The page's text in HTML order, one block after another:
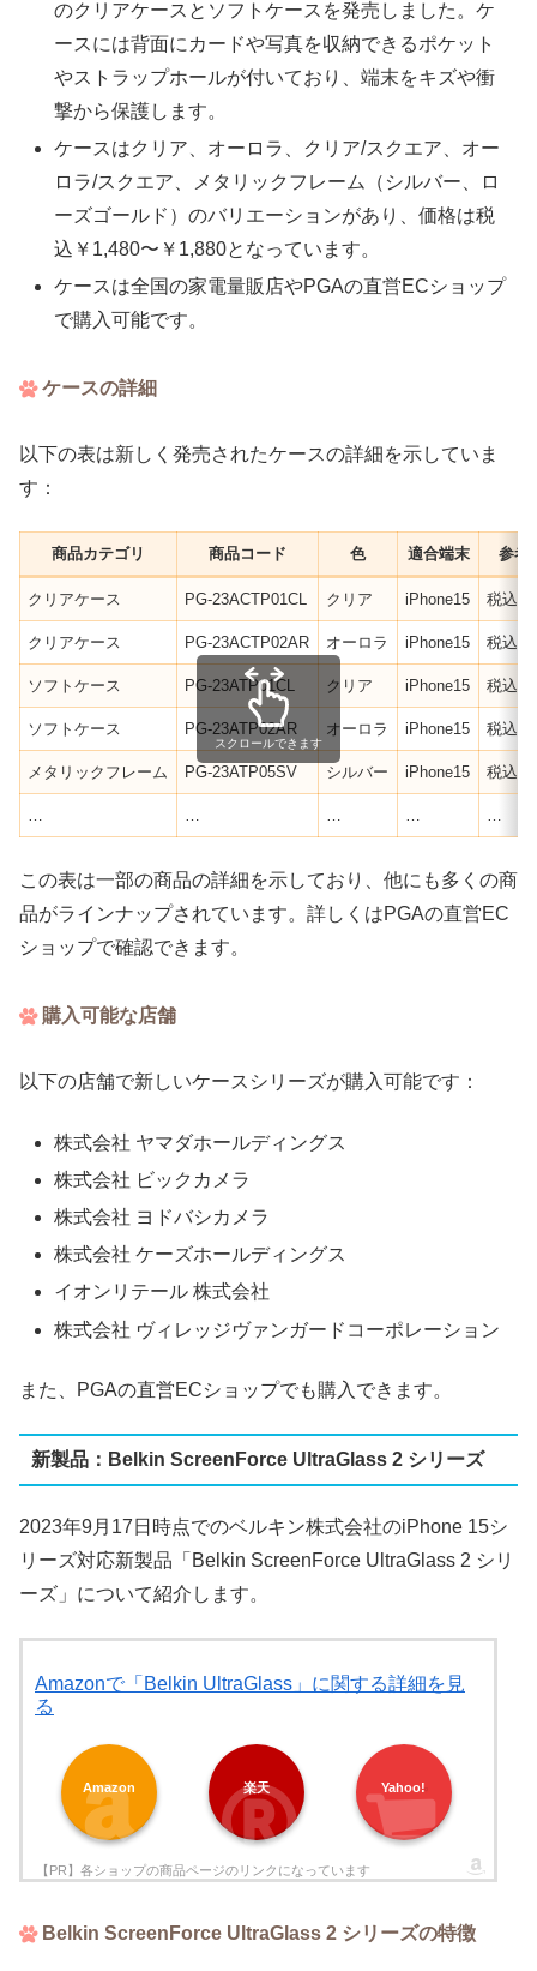
のクリアケースとソフトケースを発売しました。ケ
ースには背面にカードや写真を収納できるポケット
やストラップホールが付いており、端末をキズや衝
撃から保護します。
ケースはクリア、オーロラ、クリア/スクエア、オー
ロラ/スクエア、メタリックフレーム（シルバー、ロ
ーズゴールド）のバリエーションがあり、価格は税
込￥1,480〜￥1,880となっています。
ケースは全国の家電量販店やPGAの直営ECショップ
で購入可能です。
ケースの詳細
以下の表は新しく発売されたケースの詳細を示していま
す：
商品カテゴリ 商品コード 色 適合端末 参考
クリアケース PG-23ACTP01CL クリア iPhone15 税込
クリアケース PG-23ACTP02AR オーロラ iPhone15 税込
ソフトケース PG-23ATP01CL クリア iPhone15 税込
ソフトケース PG-23ATP02AR オーロラ iPhone15 税込
メタリックフレーム PG-23ATP05SV シルバー iPhone15 税込￥
… … … … …
スクロールできます
この表は一部の商品の詳細を示しており、他にも多くの商
品がラインナップされています。詳しくはPGAの直営EC
ショップで確認できます。
購入可能な店舗
以下の店舗で新しいケースシリーズが購入可能です：
株式会社 ヤマダホールディングス
株式会社 ビックカメラ
株式会社 ヨドバシカメラ
株式会社 ケーズホールディングス
イオンリテール 株式会社
株式会社 ヴィレッジヴァンガードコーポレーション
また、PGAの直営ECショップでも購入できます。
新製品：Belkin ScreenForce UltraGlass 2 シリーズ
2023年9月17日時点でのベルキン株式会社のiPhone 15シ
リーズ対応新製品「Belkin ScreenForce UltraGlass 2 シリ
ーズ」について紹介します。
Amazonで「Belkin UltraGlass」に関する詳細を見
る
Amazon 楽天 Yahoo!
Belkin ScreenForce UltraGlass 2 シリーズの特徴